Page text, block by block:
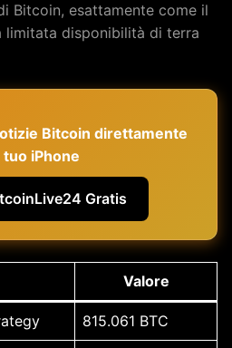
Bitcoin, esattamente come il
limitata disponibilità di terra
Bitcoin direttamente
tuo iPhone
Gratis
Valore
815.061 BTC